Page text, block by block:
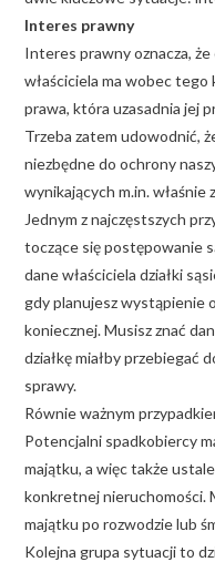
Interes prawny
Interes prawny oznacza,
właściciela ma wobec
prawa, która uzasadnia jej
Trzeba zatem udowodnić,
niezbędne do ochrony
wynikających m.in.
Jednym z najczęstszych
toczące się postępowanie
dane właściciela działki
gdy planujesz wystąpienie
koniecznej. Musisz znać
działkę miałby przebiegać
sprawy.
Równie ważnym
Potencjalni spadkobiercy
majątku, a więc także
konkretnej nieruchomości.
majątku po rozwodzie lub
Kolejna grupa sytuacji to